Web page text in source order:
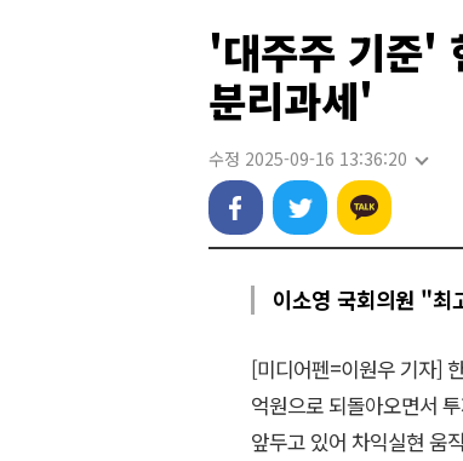
'대주주 기준'
분리과세'
수정 2025-09-16 13:36:20
이소영 국회의원 "최
[미디어펜=이원우 기자]
억원으로 되돌아오면서
앞두고 있어 차익실현 움